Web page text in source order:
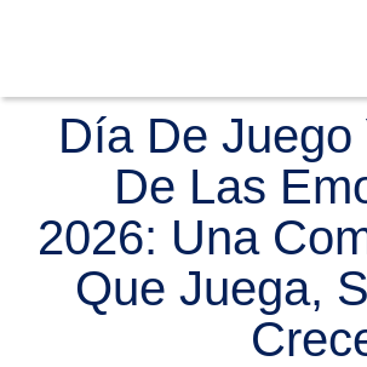
Día De Juego
De Las
2026: Una
Que Juega,